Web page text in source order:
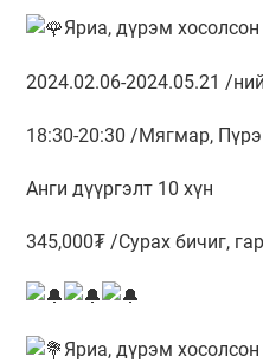
Яриа, дүрэм
2024.02.06-2024.05.21 /
18:30-20:30 /Мягмар,
Анги дүүргэлт 10 хүн
345,000₮ /Сурах бичиг,
Яриа, дүрэм